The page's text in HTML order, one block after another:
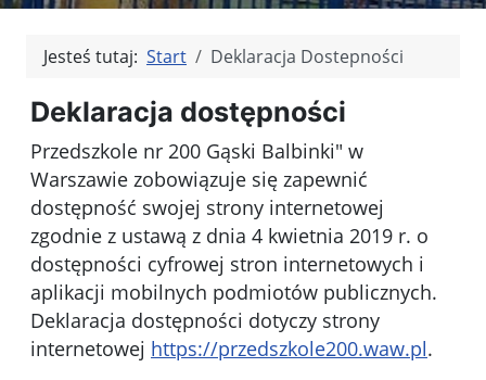
Jesteś tutaj: Start Deklaracja Dostepności
Deklaracja dostępności
Przedszkole nr 200 Gąski Balbinki" w
Warszawie zobowiązuje się zapewnić
dostępność swojej strony internetowej
zgodnie z ustawą z dnia 4 kwietnia 2019 r. o
dostępności cyfrowej stron internetowych i
aplikacji mobilnych podmiotów publicznych.
Deklaracja dostępności dotyczy strony
internetowej https://przedszkole200.waw.pl.